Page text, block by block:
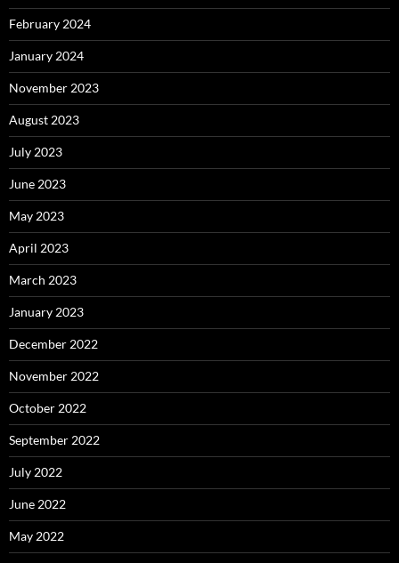
February 2024
January 2024
November 2023
August 2023
July 2023
June 2023
May 2023
April 2023
March 2023
January 2023
December 2022
November 2022
October 2022
September 2022
July 2022
June 2022
May 2022